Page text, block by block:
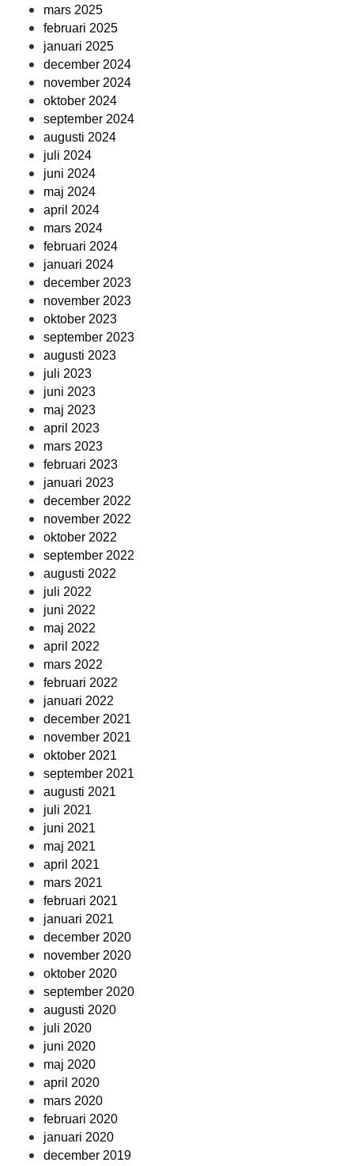
mars 2025
februari 2025
januari 2025
december 2024
november 2024
oktober 2024
september 2024
augusti 2024
juli 2024
juni 2024
maj 2024
april 2024
mars 2024
februari 2024
januari 2024
december 2023
november 2023
oktober 2023
september 2023
augusti 2023
juli 2023
juni 2023
maj 2023
april 2023
mars 2023
februari 2023
januari 2023
december 2022
november 2022
oktober 2022
september 2022
augusti 2022
juli 2022
juni 2022
maj 2022
april 2022
mars 2022
februari 2022
januari 2022
december 2021
november 2021
oktober 2021
september 2021
augusti 2021
juli 2021
juni 2021
maj 2021
april 2021
mars 2021
februari 2021
januari 2021
december 2020
november 2020
oktober 2020
september 2020
augusti 2020
juli 2020
juni 2020
maj 2020
april 2020
mars 2020
februari 2020
januari 2020
december 2019